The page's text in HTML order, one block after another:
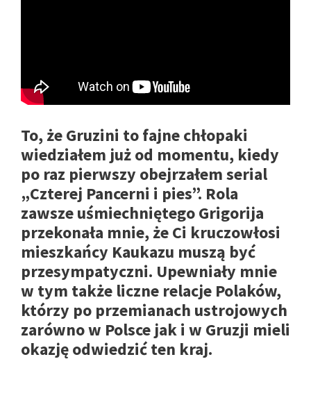
To, że Gruzini to fajne chłopaki
wiedziałem już od momentu, kiedy
po raz pierwszy obejrzałem serial
„Czterej Pancerni i pies”. Rola
zawsze uśmiechniętego Grigorija
przekonała mnie, że Ci kruczowłosi
mieszkańcy Kaukazu muszą być
przesympatyczni. Upewniały mnie
w tym także liczne relacje Polaków,
którzy po przemianach ustrojowych
zarówno w Polsce jak i w Gruzji mieli
okazję odwiedzić ten kraj.